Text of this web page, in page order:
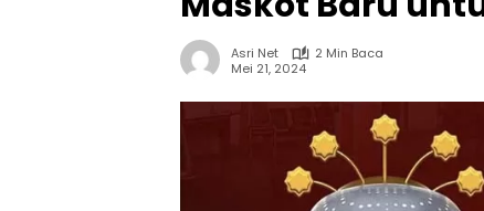
Asri Net
2 Min Baca
Mei 21, 2024